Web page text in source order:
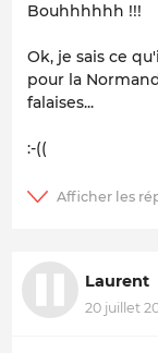
Bouhhhhhh !!!
Ok, je sais ce
pour la
falaises...
:-((
Laurent
20 juillet